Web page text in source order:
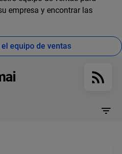
empresa y encontrar las
equipo de ventas